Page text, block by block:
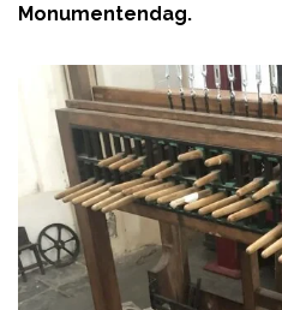
Monumentendag.